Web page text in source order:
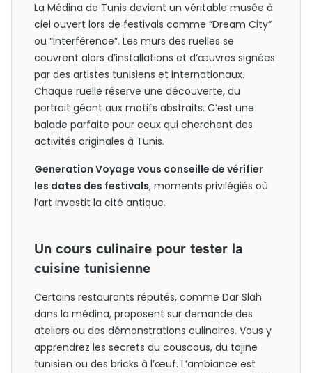
La Médina de Tunis devient un véritable musée à
ciel ouvert lors de festivals comme “Dream City”
ou “Interférence”. Les murs des ruelles se
couvrent alors d’installations et d’œuvres signées
par des artistes tunisiens et internationaux.
Chaque ruelle réserve une découverte, du
portrait géant aux motifs abstraits. C’est une
balade parfaite pour ceux qui cherchent des
activités originales à Tunis.
Generation Voyage vous conseille de vérifier
les dates des festivals, moments privilégiés où
l’art investit la cité antique.
Un cours culinaire pour tester la
cuisine tunisienne
Certains restaurants réputés, comme Dar Slah
dans la médina, proposent sur demande des
ateliers ou des démonstrations culinaires. Vous y
apprendrez les secrets du couscous, du tajine
tunisien ou des bricks à l’œuf. L’ambiance est